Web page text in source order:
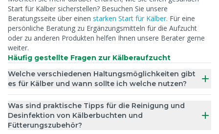
Start für Kälber sicherstellen? Besuchen Sie unsere
Beratungsseite über einen starken Start für Kälber. Für eine
persönliche Beratung zu Ergänzungsmitteln für die Aufzucht
oder zu anderen Produkten helfen Ihnen unsere Berater gerne
weiter.
Häufig gestellte Fragen zur Kälberaufzucht
Welche verschiedenen Haltungsmöglichkeiten gibt
es für Kälber und wann sollte ich welche nutzen?
Was sind praktische Tipps für die Reinigung und
Desinfektion von Kälberbuchten und
Fütterungszubehör?